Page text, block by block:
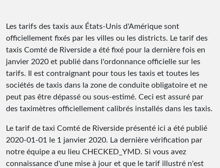
Les tarifs des taxis aux États-Unis d'Amérique sont
officiellement fixés par les villes ou les districts. Le tarif des
taxis Comté de Riverside a été fixé pour la dernière fois en
janvier 2020 et publié dans l'ordonnance officielle sur les
tarifs. Il est contraignant pour tous les taxis et toutes les
sociétés de taxis dans la zone de conduite obligatoire et ne
peut pas être dépassé ou sous-estimé. Ceci est assuré par
des taximètres officiellement calibrés installés dans les taxis.
Le tarif de taxi Comté de Riverside présenté ici a été publié
2020-01-01
le 1 janvier 2020. La dernière vérification par
notre équipe a eu lieu CHECKED_YMD. Si vous avez
connaissance d'une mise à jour et que le tarif illustré n'est